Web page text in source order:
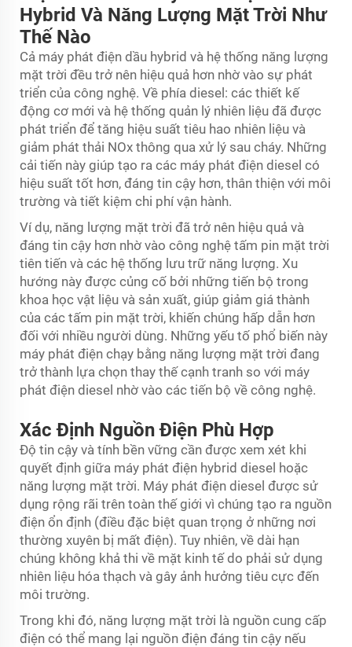
Hybrid Và Năng Lượng Mặt Trời Như
Thế Nào
Cả máy phát điện dầu hybrid và hệ thống năng lượng
mặt trời đều trở nên hiệu quả hơn nhờ vào sự phát
triển của công nghệ. Về phía diesel: các thiết kế
động cơ mới và hệ thống quản lý nhiên liệu đã được
phát triển để tăng hiệu suất tiêu hao nhiên liệu và
giảm phát thải NOx thông qua xử lý sau cháy. Những
cải tiến này giúp tạo ra các máy phát điện diesel có
hiệu suất tốt hơn, đáng tin cậy hơn, thân thiện với môi
trường và tiết kiệm chi phí vận hành.
Ví dụ, năng lượng mặt trời đã trở nên hiệu quả và
đáng tin cậy hơn nhờ vào công nghệ tấm pin mặt trời
tiên tiến và các hệ thống lưu trữ năng lượng. Xu
hướng này được củng cố bởi những tiến bộ trong
khoa học vật liệu và sản xuất, giúp giảm giá thành
của các tấm pin mặt trời, khiến chúng hấp dẫn hơn
đối với nhiều người dùng. Những yếu tố phổ biến này
máy phát điện chạy bằng năng lượng mặt trời đang
trở thành lựa chọn thay thế cạnh tranh so với máy
phát điện diesel nhờ vào các tiến bộ về công nghệ.
Xác Định Nguồn Điện Phù Hợp
Độ tin cậy và tính bền vững cần được xem xét khi
quyết định giữa máy phát điện hybrid diesel hoặc
năng lượng mặt trời. Máy phát điện diesel được sử
dụng rộng rãi trên toàn thế giới vì chúng tạo ra nguồn
điện ổn định (điều đặc biệt quan trọng ở những nơi
thường xuyên bị mất điện). Tuy nhiên, về dài hạn
chúng không khả thi về mặt kinh tế do phải sử dụng
nhiên liệu hóa thạch và gây ảnh hưởng tiêu cực đến
môi trường.
Trong khi đó, năng lượng mặt trời là nguồn cung cấp
điện có thể mang lại nguồn điện đáng tin cậy nếu